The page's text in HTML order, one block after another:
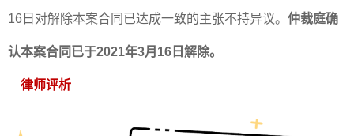
16日对解除本案合同已达成一致的主张不持异议。 仲裁庭确
认本案合同已于2021年3月16日解除。
律师评析